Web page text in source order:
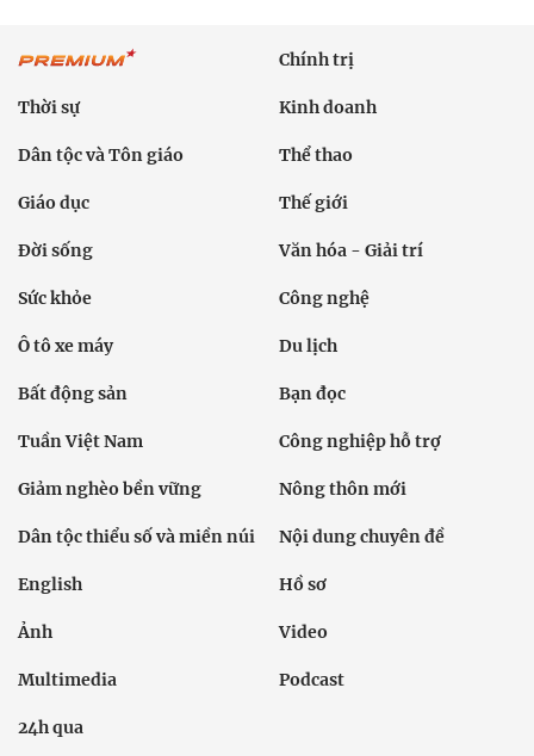
Chính trị
Thời sự Kinh doanh
Dân tộc và Tôn giáo Thể thao
Giáo dục Thế giới
Đời sống Văn hóa - Giải trí
Sức khỏe Công nghệ
Ô tô xe máy Du lịch
Bất động sản Bạn đọc
Tuần Việt Nam Công nghiệp hỗ trợ
Giảm nghèo bền vững Nông thôn mới
Dân tộc thiểu số và miền núi Nội dung chuyên đề
English Hồ sơ
Ảnh Video
Multimedia Podcast
24h qua